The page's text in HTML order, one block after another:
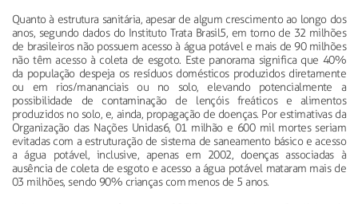
Quanto à estrutura sanitária, apesar de algum crescimento ao longo dos
anos, segundo dados do Instituto Trata Brasil5, em torno de 32 milhões
de brasileiros não possuem acesso à água potável e mais de 90 milhões
não têm acesso à coleta de esgoto. Este panorama significa que 40%
da população despeja os resíduos domésticos produzidos diretamente
ou em rios/mananciais ou no solo, elevando potencialmente a
possibilidade de contaminação de lençóis freáticos e alimentos
produzidos no solo, e, ainda, propagação de doenças. Por estimativas da
Organização das Nações Unidas6, 01 milhão e 600 mil mortes seriam
evitadas com a estruturação de sistema de saneamento básico e acesso
a água potável, inclusive, apenas em 2002, doenças associadas à
ausência de coleta de esgoto e acesso a água potável mataram mais de
03 milhões, sendo 90% crianças com menos de 5 anos.